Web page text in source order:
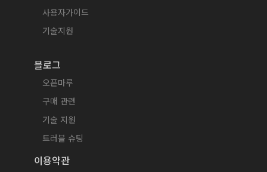
사용자가이드
기술지원
블로그
오픈마루
구매 관련
기술 지원
트러블 슈팅
이용약관